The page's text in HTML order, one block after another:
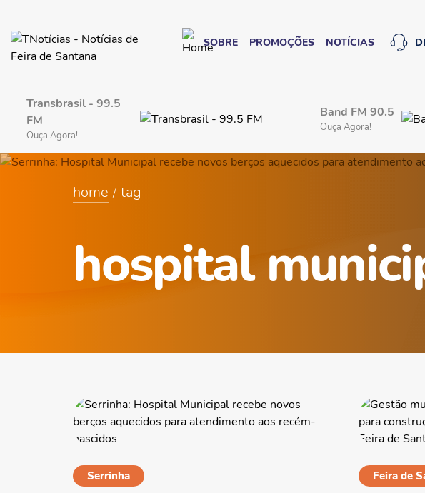
SOBRE PROMOÇÕES NOTÍCIAS
Transbrasil - 99.5
FM
Ouça Agora!
Band FM 90.5
Ouça Agora!
home tag
hospital
Serrinha Feira de